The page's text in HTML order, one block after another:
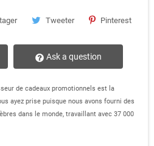
Tweeter Pinterest
Ask a question
de cadeaux promotionnels est la
ayez prise puisque nous avons fourni des
dans le monde, travaillant avec 37 000